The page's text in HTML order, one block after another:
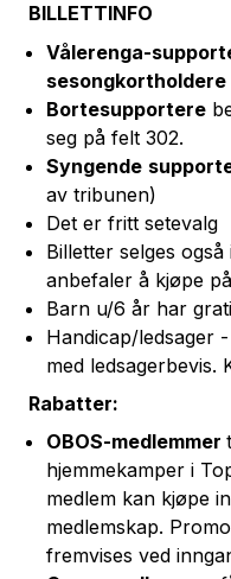
BILLETTINFO
Vålerenga-
sesongkortholdere
Bortesupportere
seg på felt 302.
Syngende
av tribunen)
Det er fritt setevalg
Billetter selges
anbefaler å kjøpe
Barn u/6 år har
Handicap/ledsager -
med ledsagerbevis.
Rabatter:
OBOS-medlemmer
hjemmekamper i
medlem kan kjøpe
medlemskap.
fremvises ved